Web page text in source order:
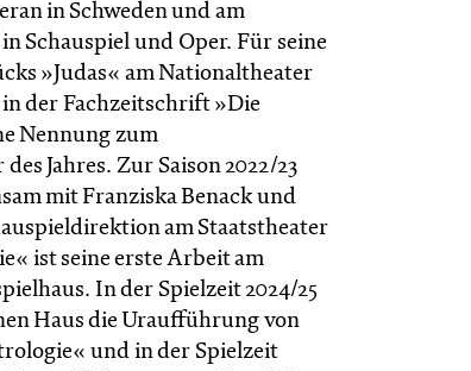
in Schweden und am
Schauspiel und Oper. Für seine
»Judas« am Nationaltheater
der Fachzeitschrift »Die
Nennung zum
Jahres. Zur Saison 2022/23
mit Franziska Benack und
am Staatstheater
ist seine erste Arbeit am
In der Spielzeit 2024/25
Haus die Uraufführung von
und in der Spielzeit